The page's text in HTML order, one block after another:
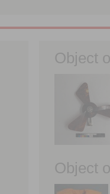
Object
Object